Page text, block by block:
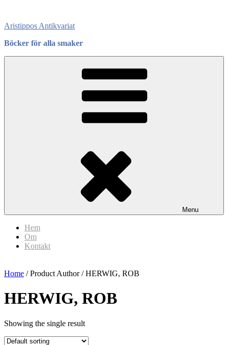
content
Aristippos Antikvariat
Böcker för alla smaker
Menu
Hem
Om
Kontakt
Home / Product Author / HERWIG, ROB
HERWIG, ROB
Showing the single result